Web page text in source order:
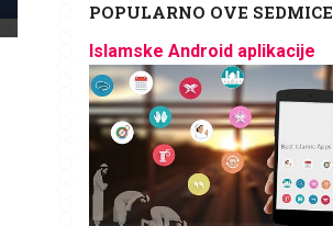
POPULARNO OVE SEDMICE
Islamske Android aplikacije